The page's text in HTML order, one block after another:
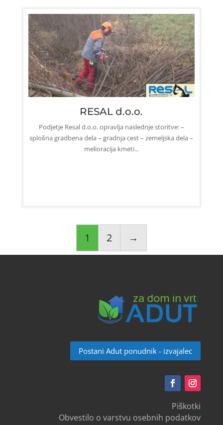
RESAL d.o.o.
Podjetje Resal d.o.o. opravlja naslednje storitve: –
splošna gradbena dela – gradnja cest – zemeljska dela –
melioracija kmeti...
1 2 →
Postani Adut ponudnik - izvajalec
Piškotki
Obvestilo o varstvu osebnih podatkov